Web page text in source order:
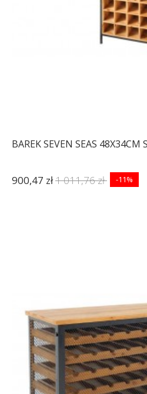
BAREK SEVEN SEAS 48X34CM
900,47 zł1 011,76 zł -11%